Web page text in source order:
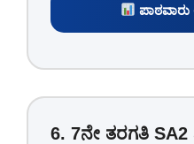
6. 7ನೇ ತರಗತಿ